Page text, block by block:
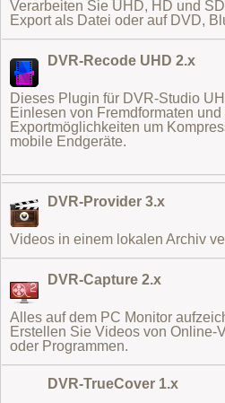
Verarbeiten Sie UHD, HD und
Export als Datei oder auf DVD,
DVR-Recode UHD 2.x
Dieses Plugin für DVR-Studio
Einlesen von Fremdformaten und
Exportmöglichkeiten um
mobile Endgeräte.
DVR-Provider 3.x
Videos in einem lokalen Archiv
DVR-Capture 2.x
Alles auf dem PC Monitor
Erstellen Sie Videos von Online-
oder Programmen.
DVR-TrueCover 1.x